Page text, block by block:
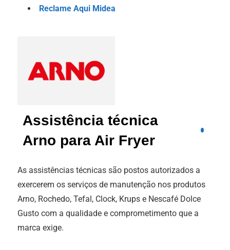
Reclame Aqui Midea
Assistência técnica
Arno para Air Fryer
As assistências técnicas são postos autorizados a
exercerem os serviços de manutenção nos produtos
Arno, Rochedo, Tefal, Clock, Krups e Nescafé Dolce
Gusto com a qualidade e comprometimento que a
marca exige.